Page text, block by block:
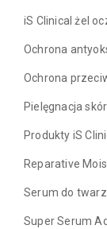
iS Clinical żel
Ochrona
Ochrona
Pielęgnacja
Produkty iS
Reparative
Serum do
Super Serum